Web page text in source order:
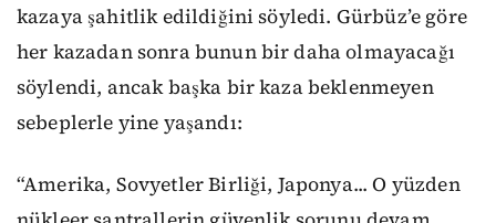
kazaya şahitlik edildiğini söyledi. Gürbüz’e göre
her kazadan sonra bunun bir daha olmayacağı
söylendi, ancak başka bir kaza beklenmeyen
sebeplerle yine yaşandı:
“Amerika, Sovyetler Birliği, Japonya... O yüzden